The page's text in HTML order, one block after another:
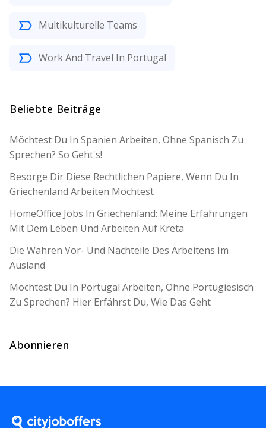
Multikulturelle Teams
Work And Travel In Portugal
Beliebte Beiträge
Möchtest Du In Spanien Arbeiten, Ohne Spanisch Zu
Sprechen? So Geht's!
Besorge Dir Diese Rechtlichen Papiere, Wenn Du In
Griechenland Arbeiten Möchtest
HomeOffice Jobs In Griechenland: Meine Erfahrungen
Mit Dem Leben Und Arbeiten Auf Kreta
Die Wahren Vor- Und Nachteile Des Arbeitens Im
Ausland
Möchtest Du In Portugal Arbeiten, Ohne Portugiesisch
Zu Sprechen? Hier Erfährst Du, Wie Das Geht
Abonnieren